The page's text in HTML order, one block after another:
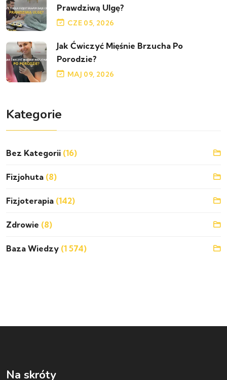
Prawdziwą Ulgę?
CZE 05, 2026
Jak Ćwiczyć Mięśnie Brzucha Po
Porodzie?
MAJ 09, 2026
Kategorie
Bez Kategorii (16)
Fizjohuta (8)
Fizjoterapia (142)
Zdrowie (8)
Baza Wiedzy (1 574)
Na skróty